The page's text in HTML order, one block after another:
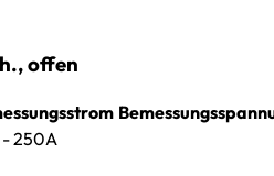
offen
250A